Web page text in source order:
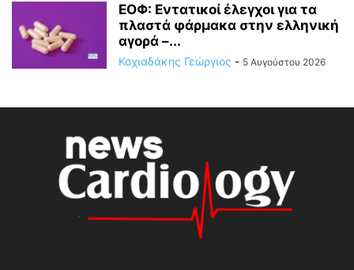
ΕΟΦ: Εντατικοί έλεγχοι για τα
πλαστά φάρμακα στην ελληνική
αγορά –...
Κοχιαδάκης Γεώργιος - 5 Αυγούστου 2026